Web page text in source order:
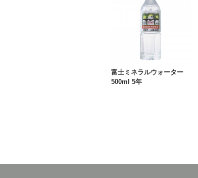
富士ミネラルウォーター
500ml 5年